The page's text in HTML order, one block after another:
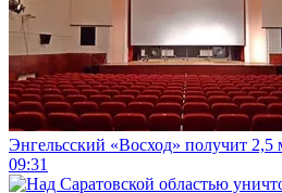
Энгельсский «Восход» получит
09:31